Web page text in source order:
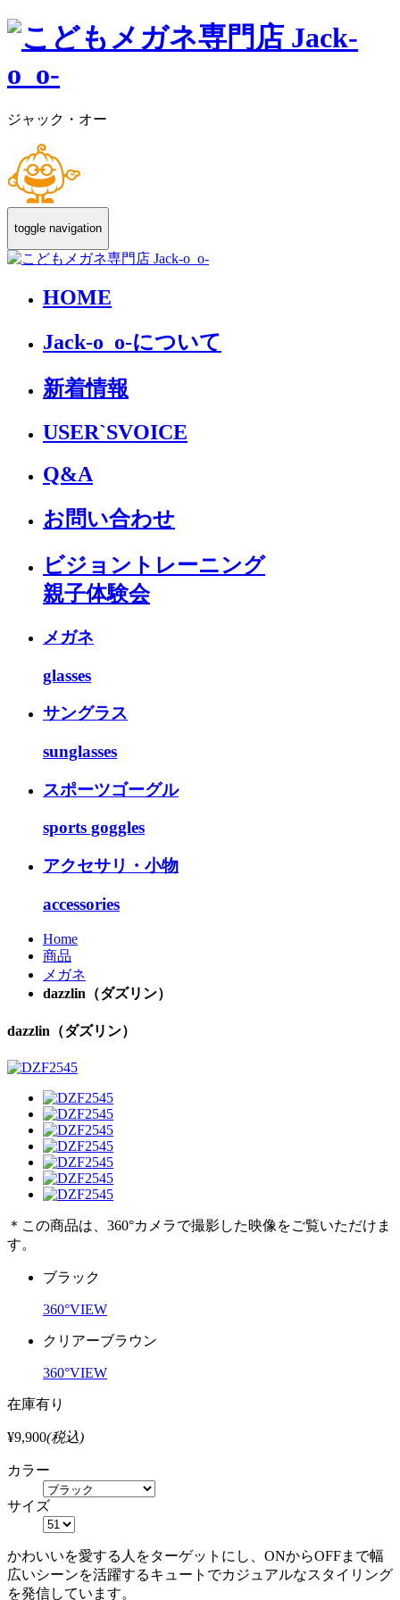
ジャック・オー
toggle navigation
HOME
Jack-o_o-について
新着情報
USER`SVOICE
Q&A
お問い合わせ
ビジョントレーニング
親子体験会
メガネ
glasses
サングラス
sunglasses
スポーツゴーグル
sports goggles
アクセサリ・小物
accessories
Home
商品
メガネ
dazzlin（ダズリン）
dazzlin（ダズリン）
＊この商品は、360°カメラで撮影した映像をご覧いただけま
す。
ブラック
360°VIEW
クリアーブラウン
360°VIEW
在庫有り
¥9,900(税込)
カラー
サイズ
かわいいを愛する人をターゲットにし、ONからOFFまで幅
広いシーンを活躍するキュートでカジュアルなスタイリング
を発信しています。